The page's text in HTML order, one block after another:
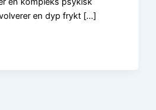
en dyp frykt […]